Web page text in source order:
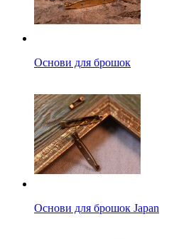
Основи для брошок
Основи для брошок Japan